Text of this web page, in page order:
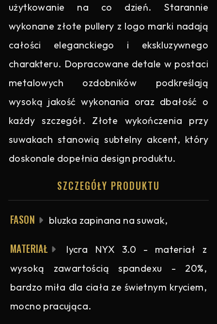
użytkowanie na co dzień. Starannie
wykonane złote pullery z logo marki nadają
całości eleganckiego i ekskluzywnego
charakteru. Dopracowane detale w postaci
metalowych ozdobników podkreślają
wysoką jakość wykonania oraz dbałość o
każdy szczegół. Złote wykończenia przy
suwakach stanowią subtelny akcent, który
doskonale dopełnia design produktu.
SZCZEGÓŁY PRODUKTU
FASON bluzka zapinana na suwak,
MATERIAŁ
lycra NYX 3.0 - materiał z
wysoką zawartością spandexu - 20%,
bardzo miła dla ciała ze świetnym kryciem,
mocno pracująca.